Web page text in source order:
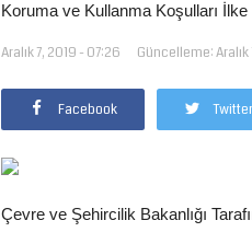
Koruma ve Kullanma Koşulları İlke
Aralık 7, 2019 - 07:26 Güncelleme:
Facebook Twitter
Çevre ve Şehircilik Bakanlığı